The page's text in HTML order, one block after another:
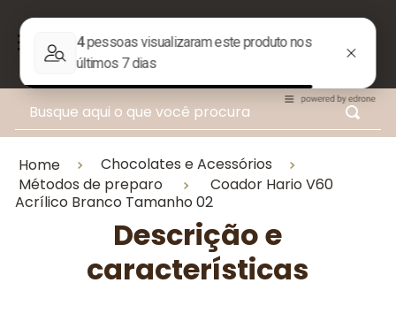
Busque aqui o que você procura
Home
Chocolates e Acessórios
Métodos de preparo
Coador Hario V60
Acrílico Branco Tamanho 02
Descrição e
características